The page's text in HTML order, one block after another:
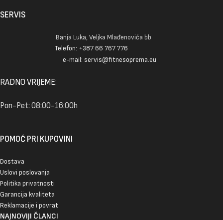
SERVIS
Banja Luka, Veljka Mlađenovića bb
Telefon: +387 66 767 776
e-mail: servis@fitnesoprema.eu
RADNO VRIJEME:
Pon-Pet: 08:00-16:00h
POMOĆ PRI KUPOVINI
Dostava
Uslovi poslovanja
Politika privatnosti
Garancija kvaliteta
Reklamacije i povrat
NAJNOVIJI ČLANCI